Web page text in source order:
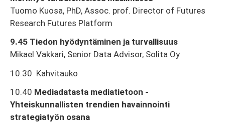
Tuomo Kuosa, PhD, Assoc. prof. Director of Futures
Research Futures Platform
9.45 Tiedon hyödyntäminen ja turvallisuus
Mikael Vakkari, Senior Data Advisor, Solita Oy
10.30 Kahvitauko
10.40 Mediadatasta mediatietoon -
Yhteiskunnallisten trendien havainnointi
strategiatyön osana